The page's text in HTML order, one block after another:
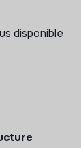
disponible